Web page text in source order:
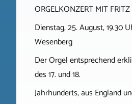
ORGELKONZERT MIT
Dienstag, 25. August, 19.30
Wesenberg
Der Orgel entsprechend
des 17. und 18.
Jahrhunderts, aus England